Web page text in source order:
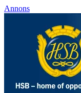
Annons